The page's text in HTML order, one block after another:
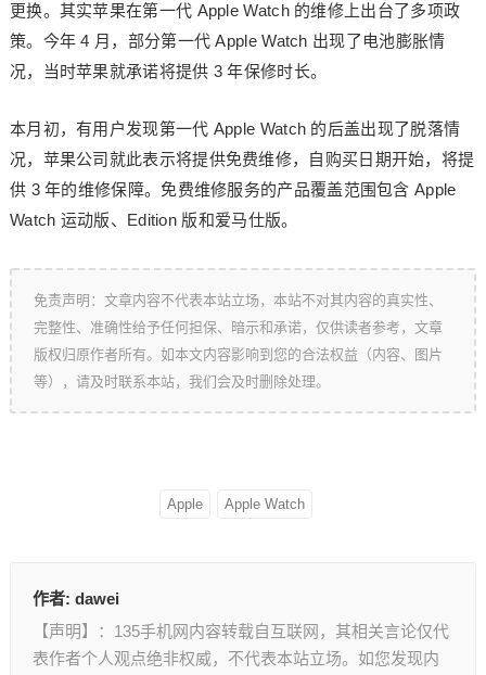
更换。其实苹果在第一代 Apple Watch 的维修上出台了多项政
策。今年 4 月，部分第一代 Apple Watch 出现了电池膨胀情
况，当时苹果就承诺将提供 3 年保修时长。
本月初，有用户发现第一代 Apple Watch 的后盖出现了脱落情
况，苹果公司就此表示将提供免费维修，自购买日期开始，将提
供 3 年的维修保障。免费维修服务的产品覆盖范围包含 Apple
Watch 运动版、Edition 版和爱马仕版。
免责声明：文章内容不代表本站立场，本站不对其内容的真实性、
完整性、准确性给予任何担保、暗示和承诺，仅供读者参考，文章
版权归原作者所有。如本文内容影响到您的合法权益（内容、图片
等），请及时联系本站，我们会及时删除处理。
Apple Apple Watch
作者: dawei
【声明】：135手机网内容转载自互联网，其相关言论仅代
表作者个人观点绝非权威，不代表本站立场。如您发现内